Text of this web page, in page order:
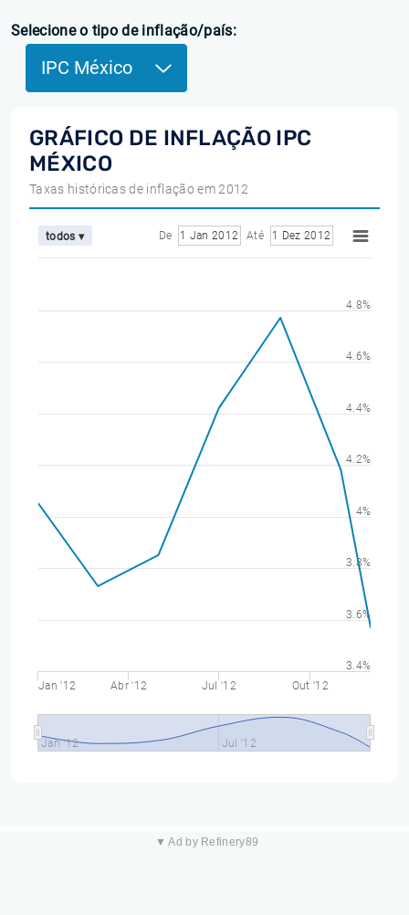
Selecione o tipo de inflação/país:
IPC México
GRÁFICO DE INFLAÇÃO IPC
MÉXICO
Taxas históricas de inflação em 2012
todos ▾ De 1 Jan 2012 Até 1 Dez 2012
Jan '12 Abr '12 Jul '12 Out '12
Jan '12 Jul '12
3.4%
3.6%
3.8%
4%
4.2%
4.4%
4.6%
4.8%
▼ Ad by Refinery89